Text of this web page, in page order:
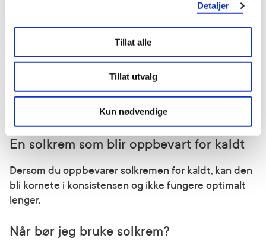
Detaljer
Tillat alle
Tillat utvalg
Kun nødvendige
solbeskyttelsen som en solkrem som har ligget tørt
og i romtemperatur.
For varm solkrem - hva skjer?
En solkrem som har blitt oppbevart i for høye
temperaturer over lang tid (for eksempel i direkte
sollys), skiller seg og mister beskyttelsesevnen.
En solkrem som blir oppbevart for kaldt
Dersom du oppbevarer solkremen for kaldt, kan den
bli kornete i konsistensen og ikke fungere optimalt
lenger.
Når bør jeg bruke solkrem?